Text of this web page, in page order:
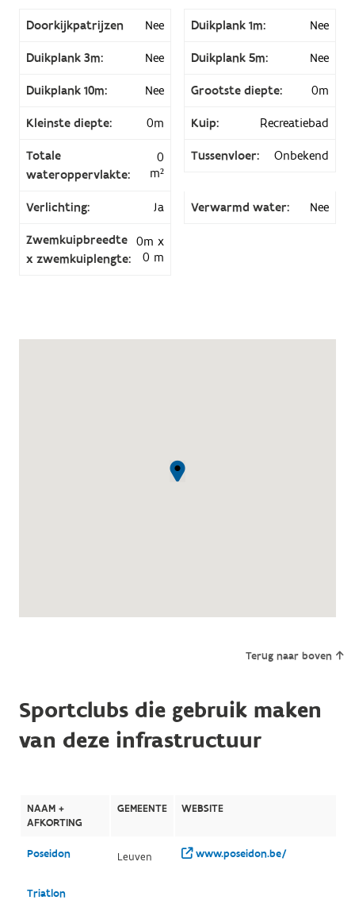
Doorkijkpatrijzen Nee Duikplank 1m: Nee
Duikplank 3m: Nee Duikplank 5m: Nee
Duikplank 10m: Nee Grootste diepte: 0m
Kleinste diepte: 0m Kuip: Recreatiebad
Totale
wateroppervlakte:
0
m²
Tussenvloer: Onbekend
Verlichting: Ja Verwarmd water: Nee
Zwemkuipbreedte
x zwemkuiplengte:
0m x
0 m
Terug naar boven
Sportclubs die gebruik maken
van deze infrastructuur
NAAM +
AFKORTING
GEMEENTE WEBSITE
Poseidon Leuven www.poseidon.be/
Triatlon